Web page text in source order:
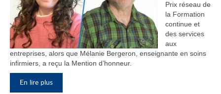
Prix réseau de
la Formation
continue et
des services
aux
entreprises, alors que Mélanie Bergeron, enseignante en soins
infirmiers, a reçu la Mention d’honneur.
En lire plus